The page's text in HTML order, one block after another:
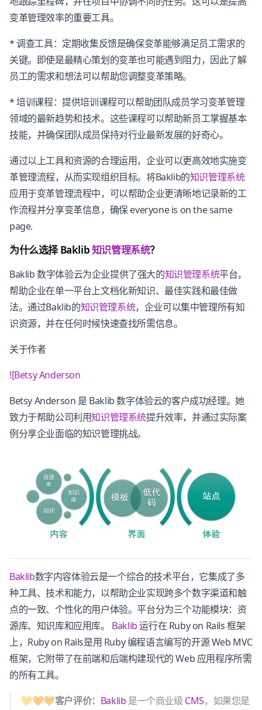
变革管理效率的重要工具。
* 调查工具：定期收集反馈是确保变革能够满足员工需求的
关键。即使是最精心策划的变革也可能遇到阻力，因此了解
员工的需求和想法可以帮助您调整变革策略。
* 培训课程：提供培训课程可以帮助团队成员学习变革管理
领域的最新趋势和技术。这些课程可以帮助新员工掌握基本
技能，并确保团队成员保持对行业最新发展的好奇心。
通过以上工具和资源的合理运用，企业可以更高效地实施变
革管理流程，从而实现组织目标。将Baklib的知识管理系统
应用于变革管理流程中，可以帮助企业更清晰地记录新的工
作流程并分享变革信息，确保 everyone is on the same
page.
为什么选择 Baklib知识管理系统？
Baklib 数字体验云为企业提供了强大的知识管理系统平台，
帮助企业在单一平台上文档化新知识、最佳实践和最佳做
法。通过Baklib的知识管理系统，企业可以集中管理所有知
识资源，并在任何时候快速查找所需信息。
关于作者
![Betsy Anderson
Betsy Anderson 是 Baklib 数字体验云的客户成功经理。她
致力于帮助公司利用知识管理系统提升效率，并通过实际案
例分享企业面临的知识管理挑战。
Baklib数字内容体验云是一个综合的技术平台，它集成了多
种工具、技术和能力，以帮助企业实现跨多个数字渠道和触
点的一致、个性化的用户体验。平台分为三个功能模块：资
源库、知识库和应用库。 Baklib运行在 Ruby on Rails 框架
上，Ruby on Rails是用 Ruby 编程语言编写的开源 Web MVC
框架，它附带了在前端和后端构建现代的 Web 应用程序所需
的所有工具。
💛🧡🧡客户评价： Baklib 是一个商业级 CMS，如果您是